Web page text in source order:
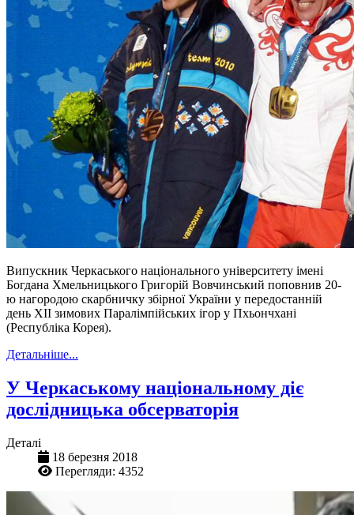
Випускник Черкаського національного університету імені
Богдана Хмельницького Григорій Вовчинський поповнив 20-
ю нагородою скарбничку збірної України у передостанній
день XII зимових Паралімпійських ігор у Пхьончхані
(Республіка Корея).
Детальніше...
У Черкаському національному діє
дослідницька обсерваторія
Деталі
18 березня 2018
Перегляди: 4352